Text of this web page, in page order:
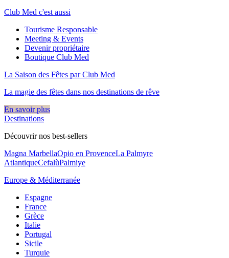
Club Med c'est aussi
Tourisme Responsable
Meeting & Events
Devenir propriétaire
Boutique Club Med
La Saison des Fêtes par Club Med
La magie des fêtes dans nos destinations de rêve​
En savoir plus
Destinations
Découvrir nos best-sellers
Magna MarbellaOpio en ProvenceLa Palmyre
AtlantiqueCefalùPalmiye
Europe & Méditerranée
Espagne
France
Grèce
Italie
Portugal
Sicile
Turquie